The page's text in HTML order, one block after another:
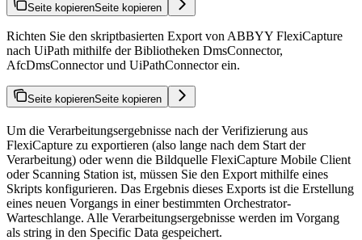
Seite kopierenSeite kopieren
Richten Sie den skriptbasierten Export von ABBYY FlexiCapture
nach UiPath mithilfe der Bibliotheken DmsConnector,
AfcDmsConnector und UiPathConnector ein.
Seite kopierenSeite kopieren
Um die Verarbeitungsergebnisse nach der Verifizierung aus
FlexiCapture zu exportieren (also lange nach dem Start der
Verarbeitung) oder wenn die Bildquelle FlexiCapture Mobile Client
oder Scanning Station ist, müssen Sie den Export mithilfe eines
Skripts konfigurieren. Das Ergebnis dieses Exports ist die Erstellung
eines neuen Vorgangs in einer bestimmten Orchestrator-
Warteschlange. Alle Verarbeitungsergebnisse werden im Vorgang
als string in den Specific Data gespeichert.